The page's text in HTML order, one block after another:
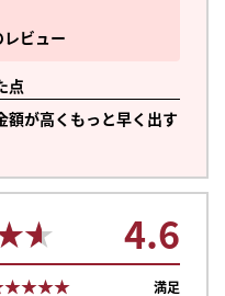
ビュー
点
額が高くもっと早く出す
4.6
満足